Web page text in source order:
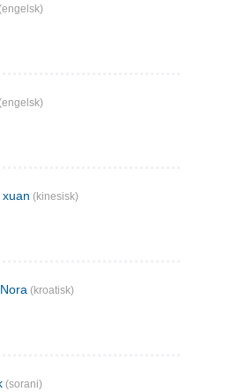
(kinesisk)
(kroatisk)
(sorani)